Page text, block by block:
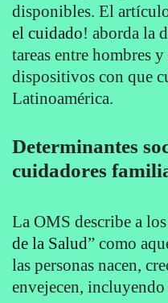
disponibles. El
el cuidado! aborda la
tareas entre hombres
dispositivos con que
Latinoamérica.
Determinantes
cuidadores
La OMS describe a
de la Salud” como
las personas nacen,
envejecen, incluyendo